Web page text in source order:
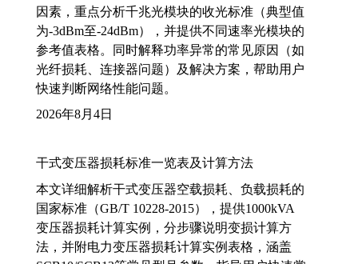
因素，重点分析千兆光模块的收光标准（典型值
为-3dBm至-24dBm），并提供不同速率光模块的
参考值表格。同时解释功率异常的常见原因（如
光纤损耗、连接器问题）及解决方案，帮助用户
快速判断网络性能问题。
2026年8月4日
干式变压器损耗标准一览表及计算方法
本文详细解析干式变压器空载损耗、负载损耗的
国家标准（GB/T 10228-2015），提供1000kVA
变压器损耗计算实例，分步骤说明变损计算方
法，并附电力变压器损耗计算实例表格，涵盖